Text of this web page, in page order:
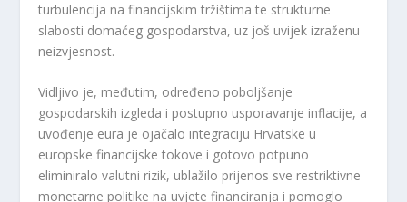
turbulencija na financijskim tržištima te strukturne
slabosti domaćeg gospodarstva, uz još uvijek izraženu
neizvjesnost.
Vidljivo je, međutim, određeno poboljšanje
gospodarskih izgleda i postupno usporavanje inflacije, a
uvođenje eura je ojačalo integraciju Hrvatske u
europske financijske tokove i gotovo potpuno
eliminiralo valutni rizik, ublažilo prijenos sve restriktivne
monetarne politike na uvjete financiranja i pomoglo